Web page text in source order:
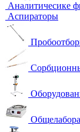
Наборы для
Индикаторные
Полевые и мини-
Сорбционные
Тест-комплекты
Нагревательные
Нагревательные
Песчаные бани
Оборудование
ветеринарии
Оборудование